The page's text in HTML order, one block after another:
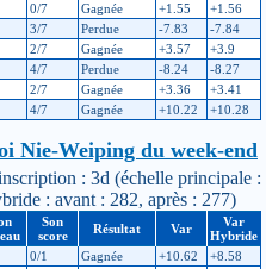
0/7 Gagnée +1.55
+1.56
3/7 Perdue -7.83
-7.84
2/7 Gagnée +3.57
+3.9
4/7 Perdue -8.24
-8.27
2/7 Gagnée +3.36
+3.41
4/7 Gagnée +10.22 +10.28
Nie-Weiping du week-end
: 3d (échelle principale :
: avant : 282, après : 277)
Son
score
Résultat Var
Var
Hybride
0/1 Gagnée +10.62 +8.58